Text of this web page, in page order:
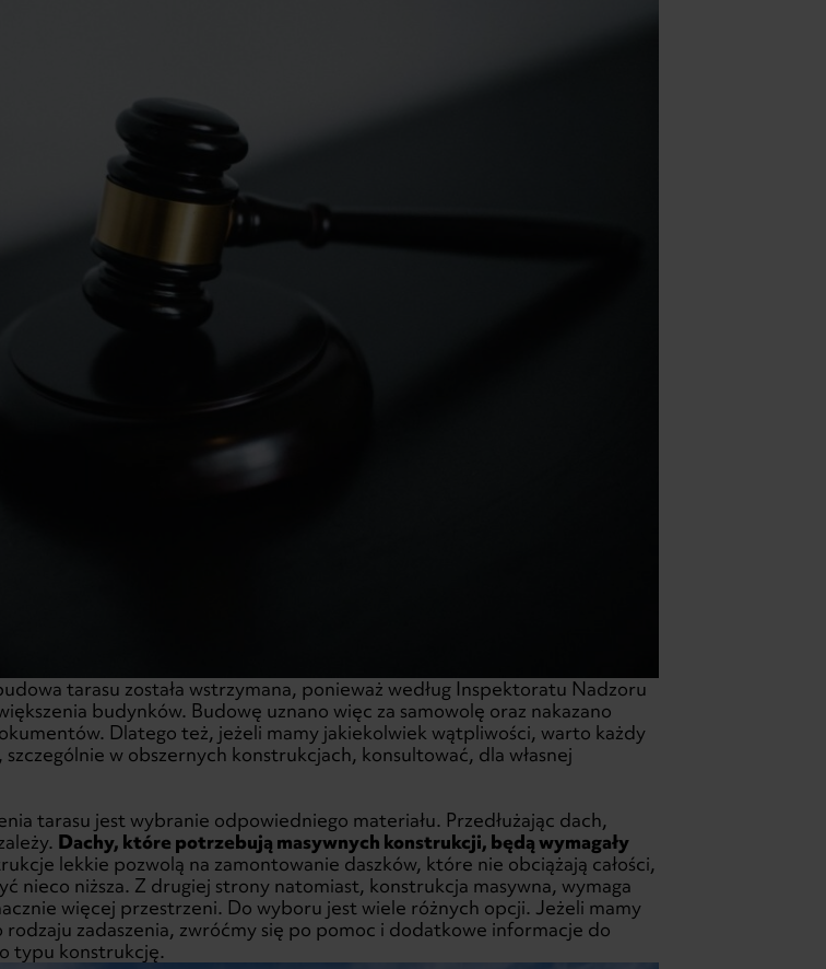
tarasu została wstrzymana, ponieważ według Inspektoratu Nadzoru
budynków. Budowę uznano więc za samowolę oraz nakazano
Dlatego też, jeżeli mamy jakiekolwiek wątpliwości, warto każdy
w obszernych konstrukcjach, konsultować, dla własnej
tarasu jest wybranie odpowiedniego materiału. Przedłużając dach,
Dachy, które potrzebują masywnych konstrukcji, będą wymagały
lekkie pozwolą na zamontowanie daszków, które nie obciążają całości,
nieco niższa. Z drugiej strony natomiast, konstrukcja masywna, wymaga
więcej przestrzeni. Do wyboru jest wiele różnych opcji. Jeżeli mamy
zadaszenia, zwróćmy się po pomoc i dodatkowe informacje do
typu konstrukcję.